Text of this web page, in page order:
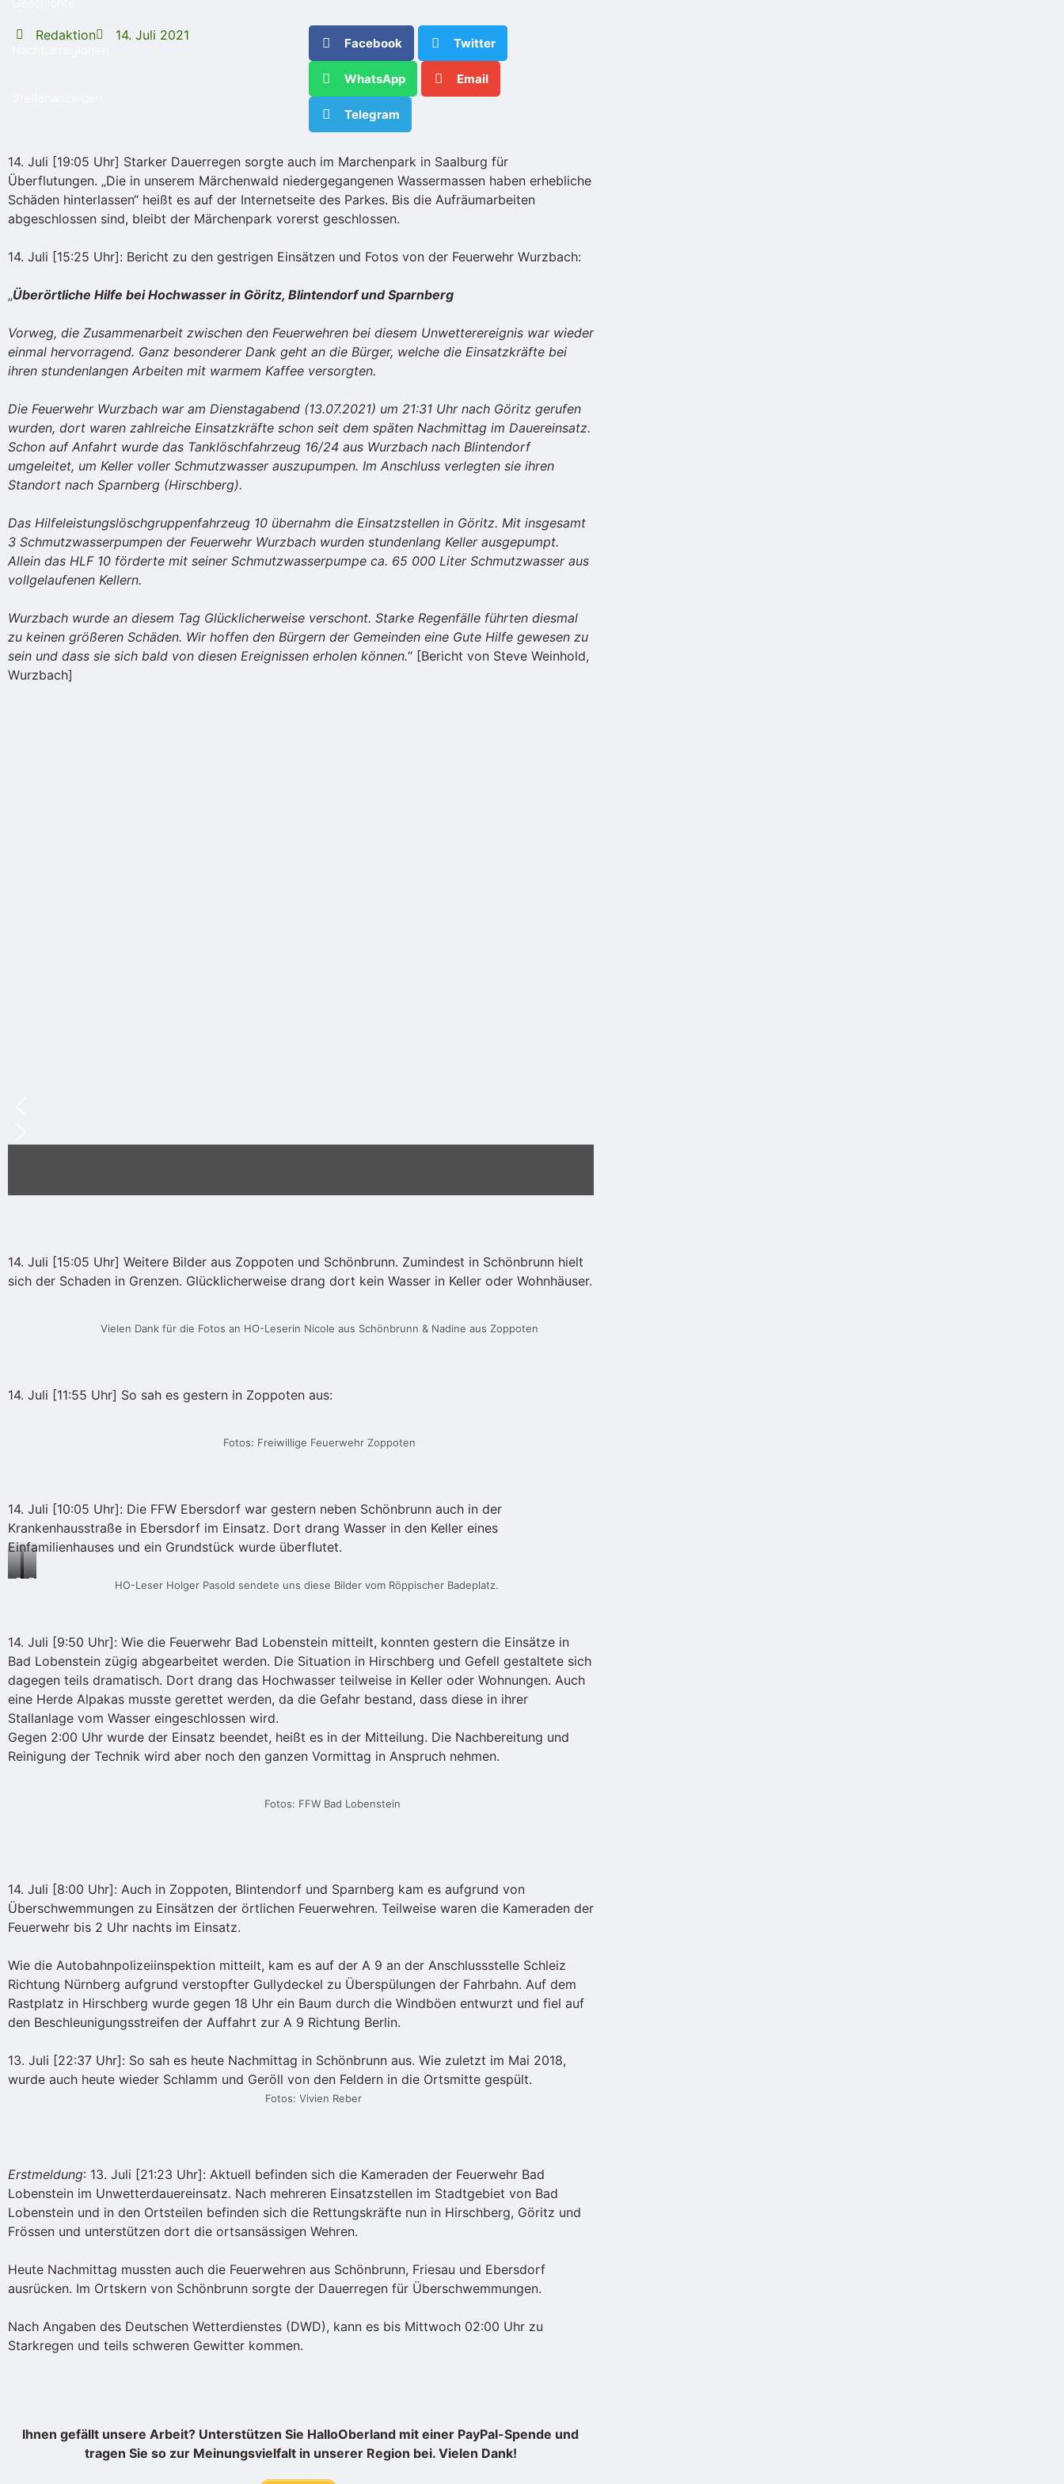
Redaktion 14. Juli 2021 Facebook Twitter
WhatsApp Email
Telegram
14. Juli [19:05 Uhr] Starker Dauerregen sorgte auch im Marchenpark in Saalburg für
Überflutungen. „Die in unserem Märchenwald niedergegangenen Wassermassen haben erhebliche
Schäden hinterlassen“ heißt es auf der Internetseite des Parkes. Bis die Aufräumarbeiten
abgeschlossen sind, bleibt der Märchenpark vorerst geschlossen.
14. Juli [15:25 Uhr]: Bericht zu den gestrigen Einsätzen und Fotos von der Feuerwehr Wurzbach:
„Überörtliche Hilfe bei Hochwasser in Göritz, Blintendorf und Sparnberg
Vorweg, die Zusammenarbeit zwischen den Feuerwehren bei diesem Unwetterereignis war wieder
einmal hervorragend. Ganz besonderer Dank geht an die Bürger, welche die Einsatzkräfte bei
ihren stundenlangen Arbeiten mit warmem Kaffee versorgten.
Die Feuerwehr Wurzbach war am Dienstagabend (13.07.2021) um 21:31 Uhr nach Göritz gerufen
wurden, dort waren zahlreiche Einsatzkräfte schon seit dem späten Nachmittag im Dauereinsatz.
Schon auf Anfahrt wurde das Tanklöschfahrzeug 16/24 aus Wurzbach nach Blintendorf
umgeleitet, um Keller voller Schmutzwasser auszupumpen. Im Anschluss verlegten sie ihren
Standort nach Sparnberg (Hirschberg).
Das Hilfeleistungslöschgruppenfahrzeug 10 übernahm die Einsatzstellen in Göritz. Mit insgesamt
3 Schmutzwasserpumpen der Feuerwehr Wurzbach wurden stundenlang Keller ausgepumpt.
Allein das HLF 10 förderte mit seiner Schmutzwasserpumpe ca. 65 000 Liter Schmutzwasser aus
vollgelaufenen Kellern.
Wurzbach wurde an diesem Tag Glücklicherweise verschont. Starke Regenfälle führten diesmal
zu keinen größeren Schäden. Wir hoffen den Bürgern der Gemeinden eine Gute Hilfe gewesen zu
sein und dass sie sich bald von diesen Ereignissen erholen können.“ [Bericht von Steve Weinhold,
Wurzbach]
14. Juli [15:05 Uhr] Weitere Bilder aus Zoppoten und Schönbrunn. Zumindest in Schönbrunn hielt
sich der Schaden in Grenzen. Glücklicherweise drang dort kein Wasser in Keller oder Wohnhäuser.
Vielen Dank für die Fotos an HO-Leserin Nicole aus Schönbrunn & Nadine aus Zoppoten
14. Juli [11:55 Uhr] So sah es gestern in Zoppoten aus:
Fotos: Freiwillige Feuerwehr Zoppoten
14. Juli [10:05 Uhr]: Die FFW Ebersdorf war gestern neben Schönbrunn auch in der
Krankenhausstraße in Ebersdorf im Einsatz. Dort drang Wasser in den Keller eines
Einfamilienhauses und ein Grundstück wurde überflutet.
Der
Röppisch
gestern
gegen
20:00
Uhr
Der
gegen
7:30
Uhr
HO-Leser Holger Pasold sendete uns diese Bilder vom Röppischer Badeplatz.
14. Juli [9:50 Uhr]: Wie die Feuerwehr Bad Lobenstein mitteilt, konnten gestern die Einsätze in
Bad Lobenstein zügig abgearbeitet werden. Die Situation in Hirschberg und Gefell gestaltete sich
dagegen teils dramatisch. Dort drang das Hochwasser teilweise in Keller oder Wohnungen. Auch
eine Herde Alpakas musste gerettet werden, da die Gefahr bestand, dass diese in ihrer
Stallanlage vom Wasser eingeschlossen wird.
Gegen 2:00 Uhr wurde der Einsatz beendet, heißt es in der Mitteilung. Die Nachbereitung und
Reinigung der Technik wird aber noch den ganzen Vormittag in Anspruch nehmen.
Fotos: FFW Bad Lobenstein
14. Juli [8:00 Uhr]: Auch in Zoppoten, Blintendorf und Sparnberg kam es aufgrund von
Überschwemmungen zu Einsätzen der örtlichen Feuerwehren. Teilweise waren die Kameraden der
Feuerwehr bis 2 Uhr nachts im Einsatz.
Wie die Autobahnpolizeiinspektion mitteilt, kam es auf der A 9 an der Anschlussstelle Schleiz
Richtung Nürnberg aufgrund verstopfter Gullydeckel zu Überspülungen der Fahrbahn. Auf dem
Rastplatz in Hirschberg wurde gegen 18 Uhr ein Baum durch die Windböen entwurzt und fiel auf
den Beschleunigungsstreifen der Auffahrt zur A 9 Richtung Berlin.
13. Juli [22:37 Uhr]: So sah es heute Nachmittag in Schönbrunn aus. Wie zuletzt im Mai 2018,
wurde auch heute wieder Schlamm und Geröll von den Feldern in die Ortsmitte gespült.
Fotos: Vivien Reber
Erstmeldung: 13. Juli [21:23 Uhr]: Aktuell befinden sich die Kameraden der Feuerwehr Bad
Lobenstein im Unwetterdauereinsatz. Nach mehreren Einsatzstellen im Stadtgebiet von Bad
Lobenstein und in den Ortsteilen befinden sich die Rettungskräfte nun in Hirschberg, Göritz und
Frössen und unterstützen dort die ortsansässigen Wehren.
Heute Nachmittag mussten auch die Feuerwehren aus Schönbrunn, Friesau und Ebersdorf
ausrücken. Im Ortskern von Schönbrunn sorgte der Dauerregen für Überschwemmungen.
Nach Angaben des Deutschen Wetterdienstes (DWD), kann es bis Mittwoch 02:00 Uhr zu
Starkregen und teils schweren Gewitter kommen.
Ihnen gefällt unsere Arbeit? Unterstützen Sie HalloOberland mit einer PayPal-Spende und
tragen Sie so zur Meinungsvielfalt in unserer Region bei. Vielen Dank!